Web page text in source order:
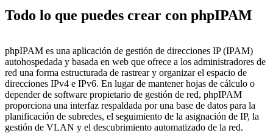
Todo lo que puedes crear con phpIPAM
phpIPAM es una aplicación de gestión de direcciones IP (IPAM)
autohospedada y basada en web que ofrece a los administradores de
red una forma estructurada de rastrear y organizar el espacio de
direcciones IPv4 e IPv6. En lugar de mantener hojas de cálculo o
depender de software propietario de gestión de red, phpIPAM
proporciona una interfaz respaldada por una base de datos para la
planificación de subredes, el seguimiento de la asignación de IP, la
gestión de VLAN y el descubrimiento automatizado de la red.